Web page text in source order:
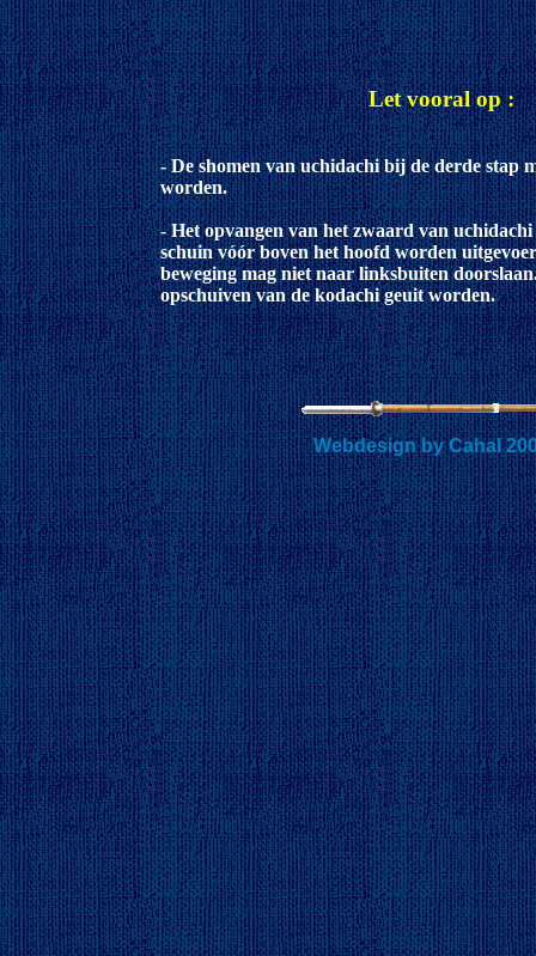
Webdesign by Cahal
- De shomen van uchidachi bij de derde stap
worden.
- Het opvangen van het zwaard van
schuin vóór boven het hoofd worden
beweging mag niet naar linksbuiten
opschuiven van de kodachi geuit worden.
Let vooral op :